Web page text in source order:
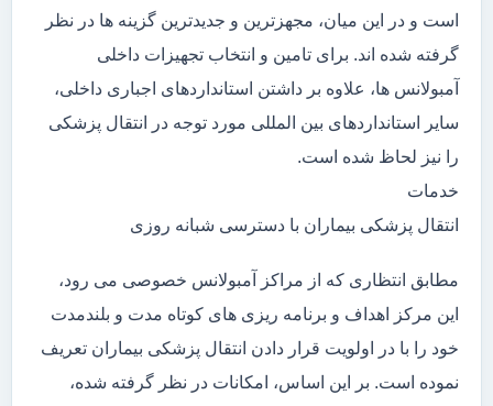
است و در این میان، مجهزترین و جدیدترین گزینه ها در نظر
گرفته شده اند. برای تامین و انتخاب تجهیزات داخلی
آمبولانس ها، علاوه بر داشتن استانداردهای اجباری داخلی،
سایر استانداردهای بین المللی مورد توجه در انتقال پزشکی
را نیز لحاظ شده است.
خدمات
انتقال پزشکی بیماران با دسترسی شبانه روزی
مطابق انتظاری که از مراکز آمبولانس خصوصی می رود،
این مرکز اهداف و برنامه ریزی های کوتاه مدت و بلندمدت
خود را با در اولویت قرار دادن انتقال پزشکی بیماران تعریف
نموده است. بر این اساس، امکانات در نظر گرفته شده،